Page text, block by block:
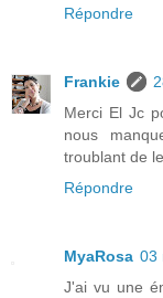
Répondre
Frankie
Merci El Jc
nous
troublant de
Répondre
MyaRosa 03
J'ai vu une